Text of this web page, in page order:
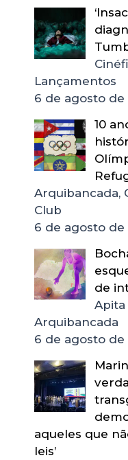
Lançamentos
6 de agosto de
10
Arquibancada,
Club
6 de agosto de
de
Arquibancada
6 de agosto de
aqueles que
leis’